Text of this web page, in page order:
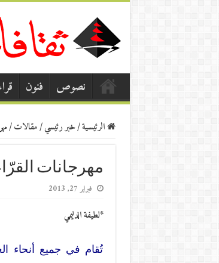
نصوص فنون
الرئيسية/خبر رئيسي/مقالات/
مهرجانات
فبراير 27, 2013
*لطيفة الدليمي
تُقام في جميع أنحاء